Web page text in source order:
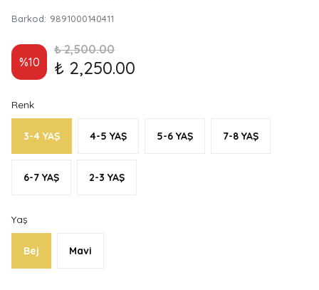
Barkod: 9891000140411
%10
₺ 2,500.00
₺ 2,250.00
Renk
3-4 YAŞ 4-5 YAŞ 5-6 YAŞ 7-8 YAŞ
6-7 YAŞ 2-3 YAŞ
Yaş
Bej Mavi